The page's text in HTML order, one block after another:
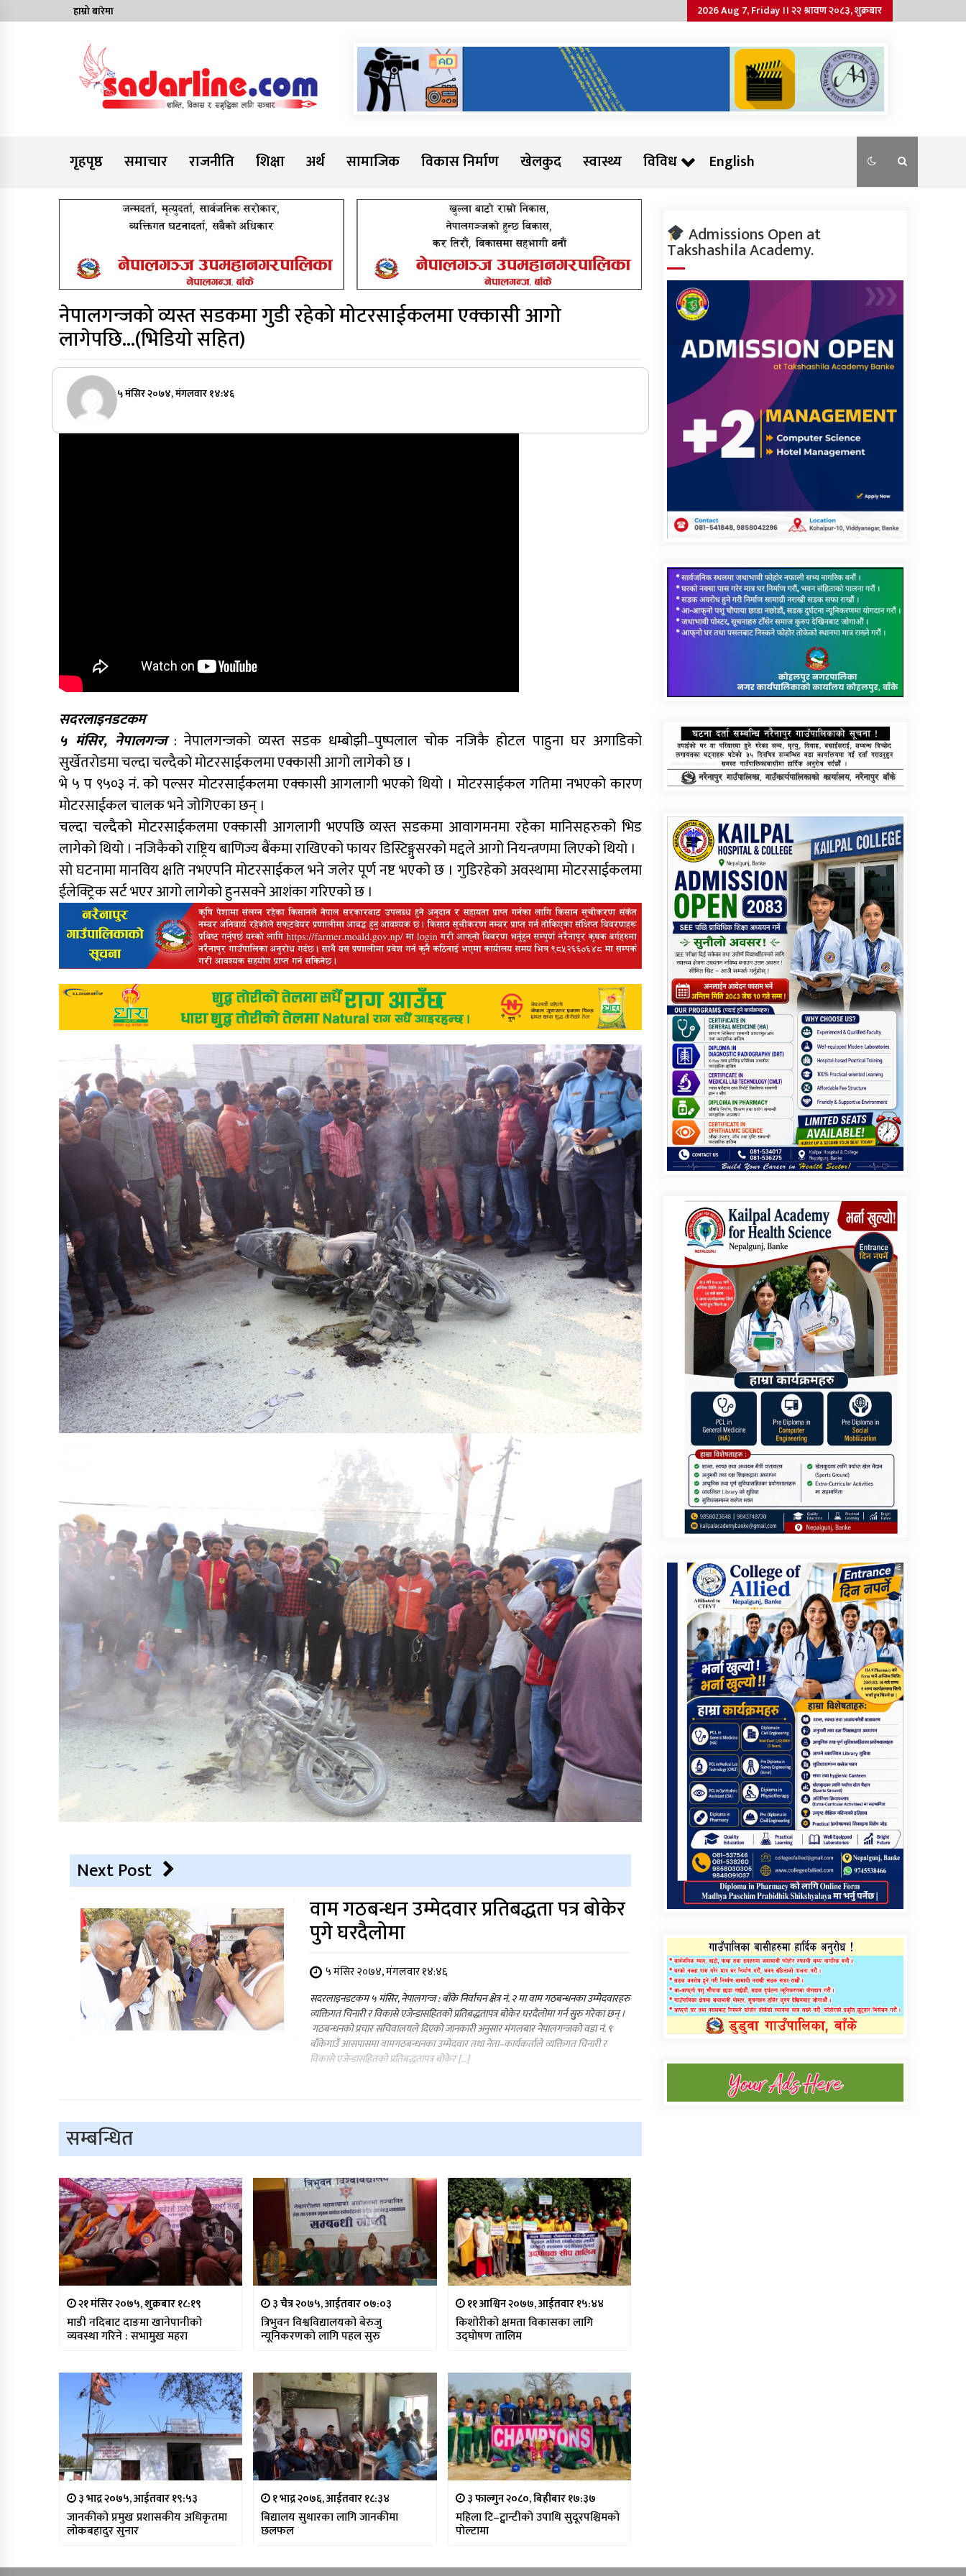
to
हाम्रो बारेमा 2026 Aug 7, Friday ।। २२ श्रावण २०८३, शुक्रबार
Sadarline
गृहपृष्ठ
समाचार राजनीति शिक्षा अर्थ सामाजिक विकास निर्माण खेलकुद स्वास्थ्य विविध English
नेपालगन्जको व्यस्त सडकमा गुडी रहेको मोटरसाईकलमा एक्कासी आगो
लागेपछि…(भिडियो सहित)
५ मंसिर २०७४, मंगलवार १४:४६
सदरलाइनडटकम
५ मंसिर, नेपालगन्ज: नेपालगन्जको व्यस्त सडक धम्बोझी–पुष्पलाल चोक नजिकै होटल पाहुना घर अगाडिको
सुर्खेतरोडमा चल्दा चल्दैको मोटरसाईकलमा एक्कासी आगो लागेको छ ।
भे ५ प ९५०३ नं. को पल्सर मोटरसाईकलमा एक्कासी आगलागी भएको थियो । मोटरसाईकल गतिमा नभएको कारण
मोटरसाईकल चालक भने जोगिएका छन् ।
चल्दा चल्दैको मोटरसाईकलमा एक्कासी आगलागी भएपछि व्यस्त सडकमा आवागमनमा रहेका मानिसहरुको भिड
लागेको थियो । नजिकैको राष्ट्रिय बाणिज्य बैंकमा राखिएको फायर डिस्टिङ्गुसरको मद्दले आगो नियन्त्रणमा लिएको थियो ।
सो घटनामा मानविय क्षति नभएपनि मोटरसाईकल भने जलेर पूर्ण नष्ट भएको छ । गुडिरहेको अवस्थामा मोटरसाईकलमा
ईलेक्ट्रिक सर्ट भएर आगो लागेको हुनसक्ने आशंका गरिएको छ ।
Next Post
वाम गठबन्धन उम्मेदवार प्रतिबद्धता पत्र बोकेर
पुगे घरदैलोमा
५ मंसिर २०७४, मंगलवार १४:४६
सदरलाइनडटकम ५ मंसिर, नेपालगन्ज : बाँके निर्वाचन क्षेत्र नं. २ मा वाम गठबन्धनका उम्मेदवारहरु
व्यक्तिगत चिनारी र विकासे एजेन्डासहितको प्रतिबद्धतापत्र बोकेर घरदैलोमा गर्न सुुरु गरेका छन् ।
गठबन्धनको प्रचार सचिवालयले दिएको जानकारी अनुसार मंगलबार नेपालगन्जको वडा नं. ९
बाँकेगाउँ आसपासमा वामगठबन्धनका उम्मेदवार तथा नेता–कार्यकर्ताले व्यक्तिगत चिनारी र
विकासे एजेन्डासहितको प्रतिबद्धतापत्र बोकेर […]
सम्बन्धित
२१ मंसिर २०७५, शुक्रबार १८:१९
माडी नदिबाट दाङमा खानेपानीको
व्यवस्था गरिने : सभामुुख महरा
३ चैत्र २०७५, आईतवार ०७:०३
त्रिभुवन विश्वविद्यालयको बेरुजु
न्यूनिकरणको लागि पहल सुरु
११ आश्विन २०७७, आईतवार १५:४४
किशोरीको क्षमता विकासका लागि
उद्घोषण तालिम
३ भाद्र २०७५, आईतवार १९:५३
जानकीको प्रमुख प्रशासकीय अधिकृतमा
लोकबहादुर सुनार
१ भाद्र २०७६, आईतवार १८:३४
बिद्यालय सुधारका लागि जानकीमा
छलफल
३ फाल्गुन २०८०, बिहीबार १७:३७
महिला टि–ट्वान्टीको उपाधि सुदूरपश्चिमको
पोल्टामा
Admissions Open at
Takshashila Academy.